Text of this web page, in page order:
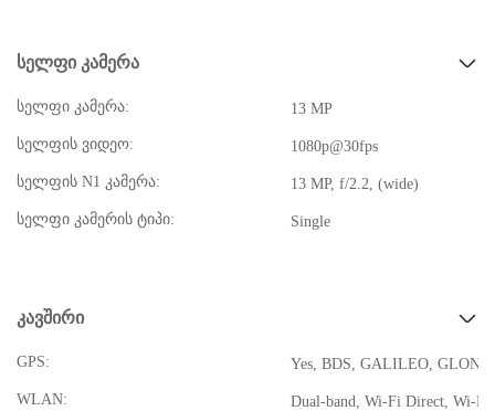
სელფი კამერა
სელფი კამერა: 13 MP
სელფის ვიდეო: 1080p@30fps
სელფის N1 კამერა: 13 MP, f/2.2, (wide)
სელფი კამერის ტიპი: Single
კავშირი
GPS: Yes, BDS, GALILEO,
WLAN: Dual-band, Wi-Fi Direct, Wi-Fi